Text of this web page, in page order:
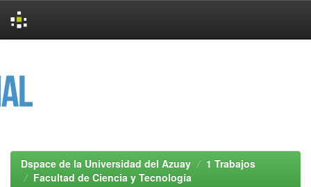
Dspace de la Universidad del Azuay
1 Trabajos
Facultad de Ciencia y Tecnología